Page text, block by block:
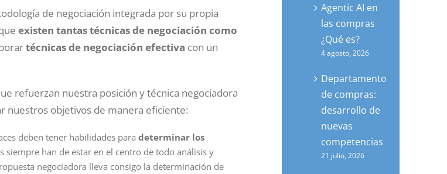
de negociación integrada por su propia
existen tantas técnicas de negociación como
técnicas de negociación efectiva con un
refuerzan nuestra posición y técnica negociadora
nuestros objetivos de manera eficiente:
deben tener habilidades para determinar los
siempre han de estar en el centro de todo análisis y
negociadora lleva consigo la determinación de
Agentic AI en
las compras
¿Qué es?
4 agosto, 2026
Departamento
de compras:
desarrollo de
nuevas
competencias
21 julio, 2026